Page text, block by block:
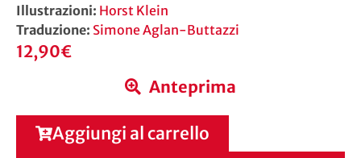
Illustrazioni: Horst Klein
Traduzione: Simone Aglan-Buttazzi
12,90€
Anteprima
Aggiungi al carrello